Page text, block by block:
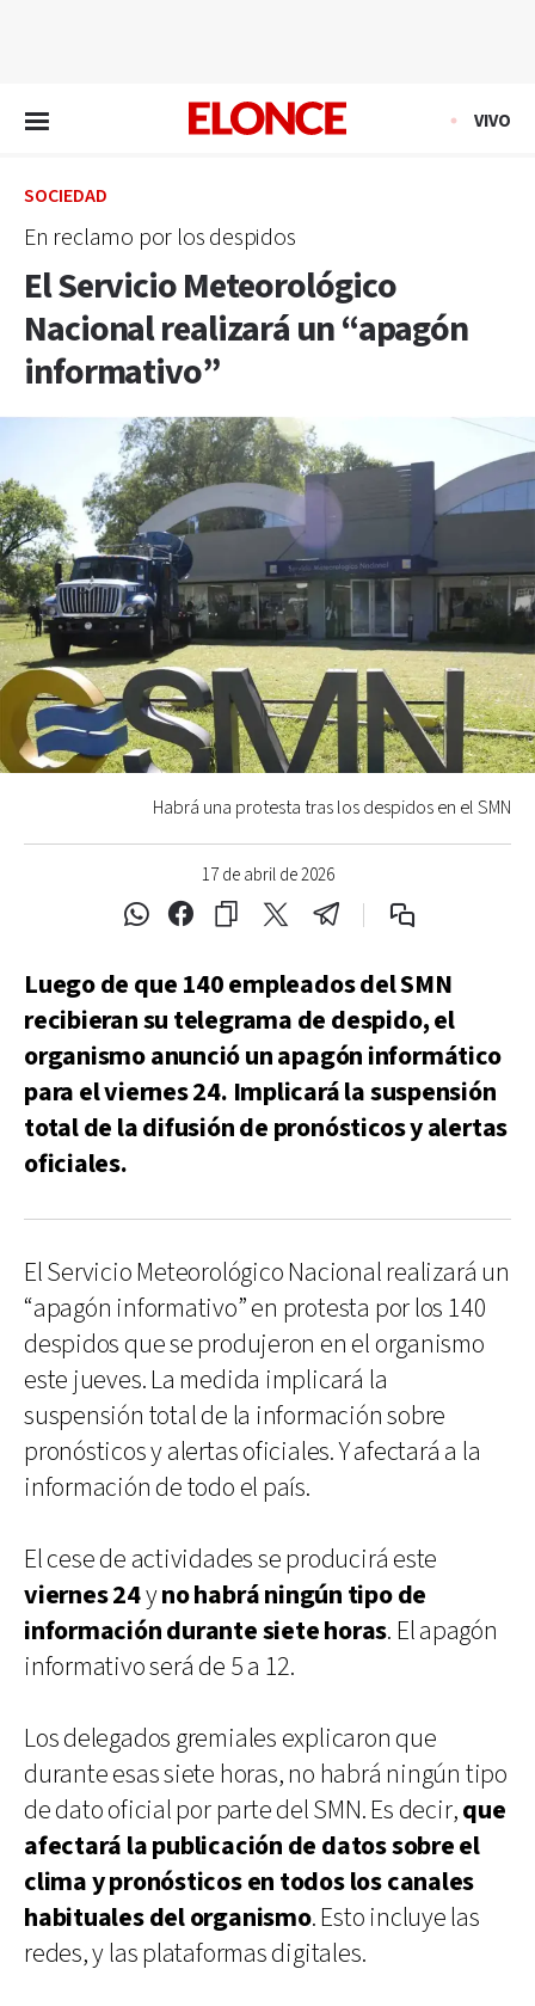
VIVO
SOCIEDAD
En reclamo por los despidos
El Servicio Meteorológico
Nacional realizará un “apagón
informativo”
17 de abril de 2026
Habrá una protesta tras los despidos en el SMN
Luego de que 140 empleados del SMN
recibieran su telegrama de despido, el
organismo anunció un apagón informático
para el viernes 24. Implicará la suspensión
total de la difusión de pronósticos y alertas
oficiales.
El Servicio Meteorológico Nacional realizará un
“apagón informativo” en protesta por los 140
despidos que se produjeron en el organismo
este jueves. La medida implicará la
suspensión total de la información sobre
pronósticos y alertas oficiales. Y afectará a la
información de todo el país.
El cese de actividades se producirá este
viernes 24yno habrá ningún tipo de
información durante siete horas. El apagón
informativo será de 5 a 12.
Los delegados gremiales explicaron que
durante esas siete horas, no habrá ningún tipo
de dato oficial por parte del SMN. Es decir,que
afectará la publicación de datos sobre el
clima y pronósticos en todos los canales
habituales del organismo. Esto incluye las
redes, y las plataformas digitales.